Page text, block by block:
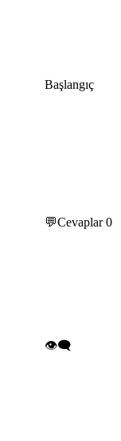
Başlangıç
💬Cevaplar0
👁️‍🗨️